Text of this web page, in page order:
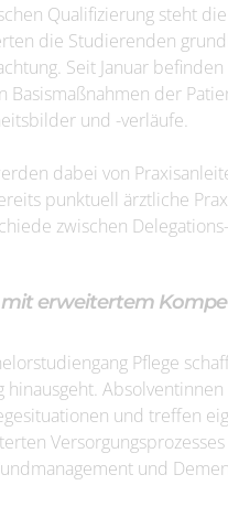
Qualifizierung steht
die Studierenden
Seit Januar
Basismaßnahmen der
und -verläufe.
dabei von
punktuell ärztliche
zwischen
erweitertem
Pflege
hinausgeht.
und treffen
und